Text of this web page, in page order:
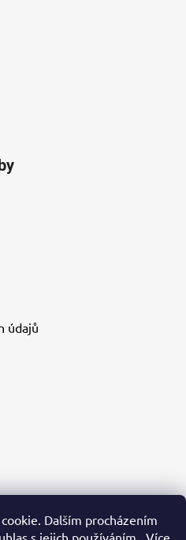
Dalším procházením
s jejich používáním.. Více
údajů